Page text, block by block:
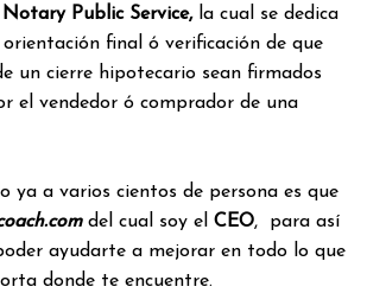
Notary Public Service,la cual se dedica
final ó verificación de que
un cierre hipotecario sean firmados
el vendedor ó comprador de una
ya a varios cientos de persona es que
del cual soy el CEO, para así
ayudarte a mejorar en todo lo que
donde te encuentre.